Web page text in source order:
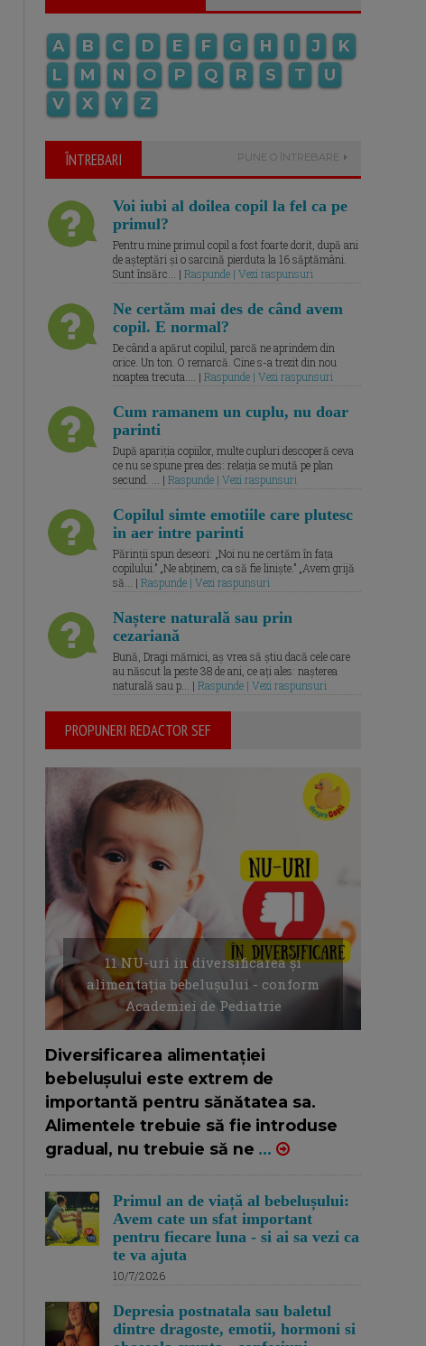
A B C D E F G H I J
K
L
M N O P Q R S T
U
V
X Y Z
ÎNTREBARI PUNE O ÎNTREBARE
Voi iubi al doilea copil la fel ca pe
primul?
Pentru mine primul copil a fost foarte dorit, după ani
de așteptări și o sarcină pierduta la 16 săptămâni.
Sunt însărc... | Raspunde | Vezi raspunsuri
Ne certăm mai des de când avem
copil. E normal?
De când a apărut copilul, parcă ne aprindem din
orice. Un ton. O remarcă. Cine s-a trezit din nou
noaptea trecuta.... | Raspunde | Vezi raspunsuri
Cum ramanem un cuplu, nu doar
parinti
După apariția copiilor, multe cupluri descoperă ceva
ce nu se spune prea des: relația se mută pe plan
secund. ... | Raspunde | Vezi raspunsuri
Copilul simte emotiile care plutesc
in aer intre parinti
Părinții spun deseori: „Noi nu ne certăm în fața
copilului.” „Ne abținem, ca să fie liniște.” „Avem grijă
să... | Raspunde | Vezi raspunsuri
Naștere naturală sau prin
cezariană
Bună, Dragi mămici, aș vrea să știu dacă cele care
au născut la peste 38 de ani, ce ați ales: nașterea
naturală sau p... | Raspunde | Vezi raspunsuri
PROPUNERI REDACTOR SEF
11 NU-uri in diversificarea și
alimentația bebelușului - conform
Academiei de Pediatrie
Diversificarea alimentației
bebelușului este extrem de
importantă pentru sănătatea sa.
Alimentele trebuie să fie introduse
gradual, nu trebuie să ne ...
Primul an de viață al bebelușului:
Avem cate un sfat important
pentru fiecare luna - si ai sa vezi ca
te va ajuta
10/7/2026
Depresia postnatala sau baletul
dintre dragoste, emotii, hormoni si